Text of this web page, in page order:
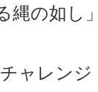
縄の如し
ャレン